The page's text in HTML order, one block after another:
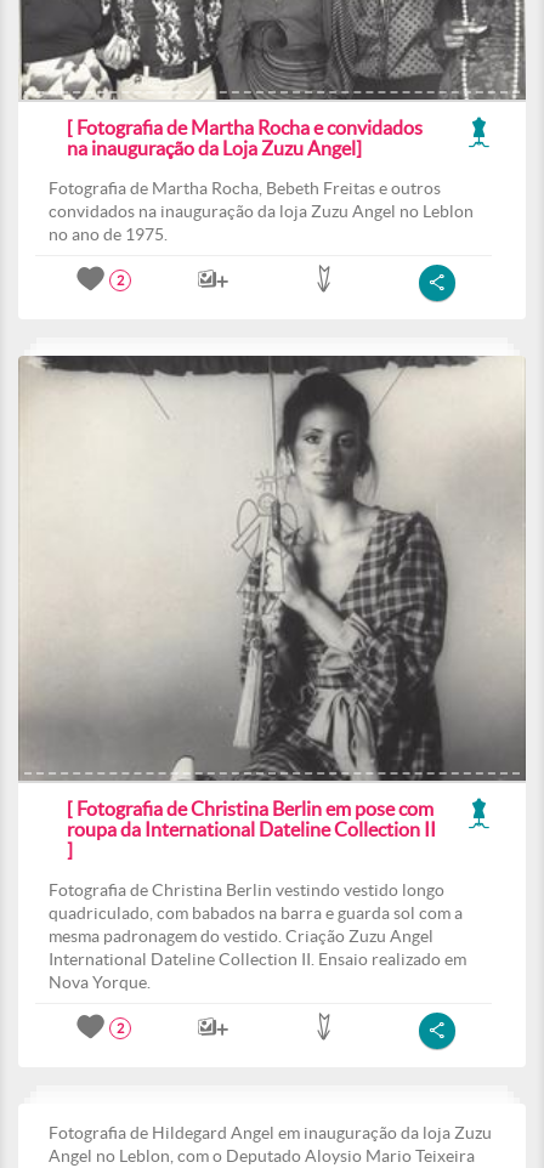
[ Fotografia de Martha Rocha e convidados
na inauguração da Loja Zuzu Angel]
Fotografia de Martha Rocha, Bebeth Freitas e outros
convidados na inauguração da loja Zuzu Angel no Leblon
no ano de 1975.
2
[ Fotografia de Christina Berlin em pose com
roupa da International Dateline Collection II
]
Fotografia de Christina Berlin vestindo vestido longo
quadriculado, com babados na barra e guarda sol com a
mesma padronagem do vestido. Criação Zuzu Angel
International Dateline Collection II. Ensaio realizado em
Nova Yorque.
2
Fotografia de Hildegard Angel em inauguração da loja Zuzu
Angel no Leblon, com o Deputado Aloysio Mario Teixeira